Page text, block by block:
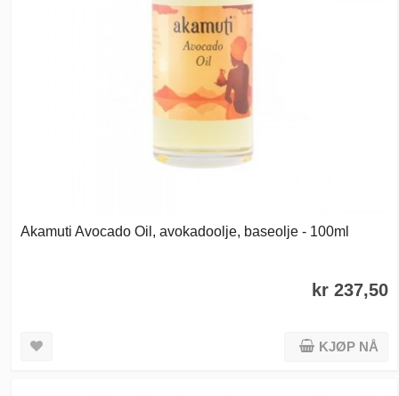
Akamuti Avocado Oil, avokadoolje, baseolje - 100ml
kr 237,50
KJØP NÅ